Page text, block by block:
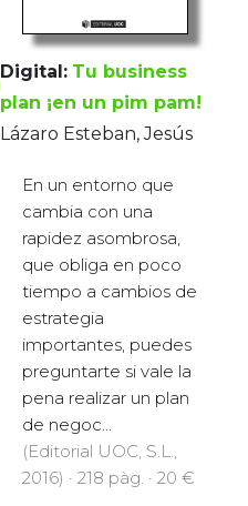
Digital: Tu business
plan ¡en un pim pam!
Lázaro Esteban, Jesús
En un entorno que
cambia con una
rapidez asombrosa,
que obliga en poco
tiempo a cambios de
estrategia
importantes, puedes
preguntarte si vale la
pena realizar un plan
de negoc...
(Editorial UOC, S.L.,
2016) · 218 pàg. · 20 €